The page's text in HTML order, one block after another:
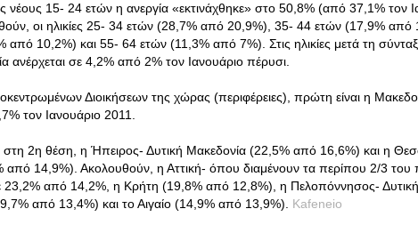
νέους 15- 24 ετών η ανεργία «εκτινάχθηκε» στο 50,8% (από 37,1% τον
οι ηλικίες 25- 34 ετών (28,7% από 20,9%), 35- 44 ετών (17,9% από
από 10,2%) και 55- 64 ετών (11,3% από 7%). Στις ηλικίες μετά τη
ανέρχεται σε 4,2% από 2% τον Ιανουάριο πέρυσι.
Διοικήσεων της χώρας (περιφέρειες), πρώτη είναι η
τον Ιανουάριο 2011.
2η θέση, η Ήπειρος- Δυτική Μακεδονία (22,5% από 16,6%) και η
από 14,9%). Ακολουθούν, η Αττική- όπου διαμένουν τα περίπου 2/3
23,2% από 14,2%, η Κρήτη (19,8% από 12,8%), η Πελοπόννησος-
από 13,4%) και το Αιγαίο (14,9% από 13,9%). Kafeneio